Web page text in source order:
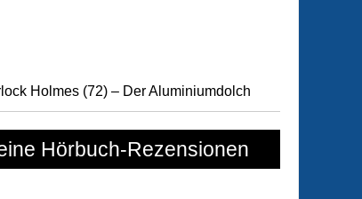
Holmes (72) – Der Aluminiumdolch
Hörbuch-Rezensionen